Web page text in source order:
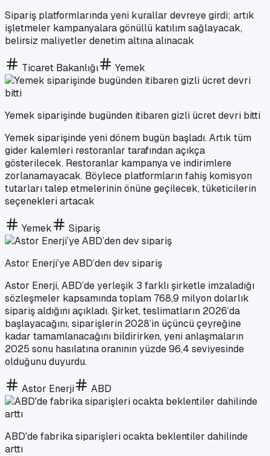
Sipariş platformlarında yeni kurallar devreye girdi; artık
işletmeler kampanyalara gönüllü katılım sağlayacak,
belirsiz maliyetler denetim altına alınacak
Ticaret Bakanlığı Yemek
Yemek siparişinde bugünden itibaren gizli ücret devri bitti
Yemek siparişinde yeni dönem bugün başladı. Artık tüm
gider kalemleri restoranlar tarafından açıkça
gösterilecek. Restoranlar kampanya ve indirimlere
zorlanamayacak. Böylece platformların fahiş komisyon
tutarları talep etmelerinin önüne geçilecek, tüketicilerin
seçenekleri artacak
Yemek Sipariş
Astor Enerji’ye ABD’den dev sipariş
Astor Enerji, ABD’de yerleşik 3 farklı şirketle imzaladığı
sözleşmeler kapsamında toplam 768,9 milyon dolarlık
sipariş aldığını açıkladı. Şirket, teslimatların 2026’da
başlayacağını, siparişlerin 2028’in üçüncü çeyreğine
kadar tamamlanacağını bildirirken, yeni anlaşmaların
2025 sonu hasılatına oranının yüzde 96,4 seviyesinde
olduğunu duyurdu.
Astor Enerji ABD
ABD'de fabrika siparişleri ocakta beklentiler dahilinde
arttı